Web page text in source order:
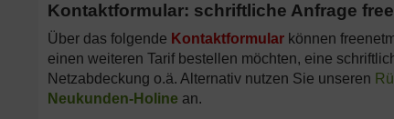
Kontaktformular: schriftliche Anfrage
Über das folgende Kontaktformular können
einen weiteren Tarif bestellen möchten, eine
Netzabdeckung o.ä. Alternativ nutzen Sie unseren
Neukunden-Holine an.